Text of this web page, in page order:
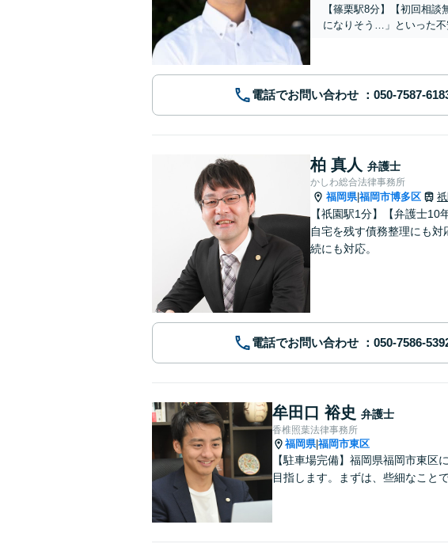
【篠栗駅8分】【初回相
になりそう…」といった不
電話でお問い合わせ
柏 真人 弁護士
かしわ総合法律事務所
福岡県|福岡市博多区
【祇園駅1分】【弁護士
自宅を残す債務整理にも
続にも対応。
電話でお問い合わせ
牟田口 裕史 弁護士
香椎照葉法律事務所
福岡県|福岡市東区
【駐車場完備】福岡県福岡市東
目指します。まずは、些細なこと